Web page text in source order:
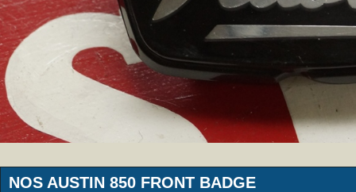
NOS AUSTIN 850 FRONT BADGE